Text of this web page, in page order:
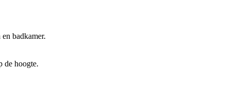
badkamer.
de hoogte.